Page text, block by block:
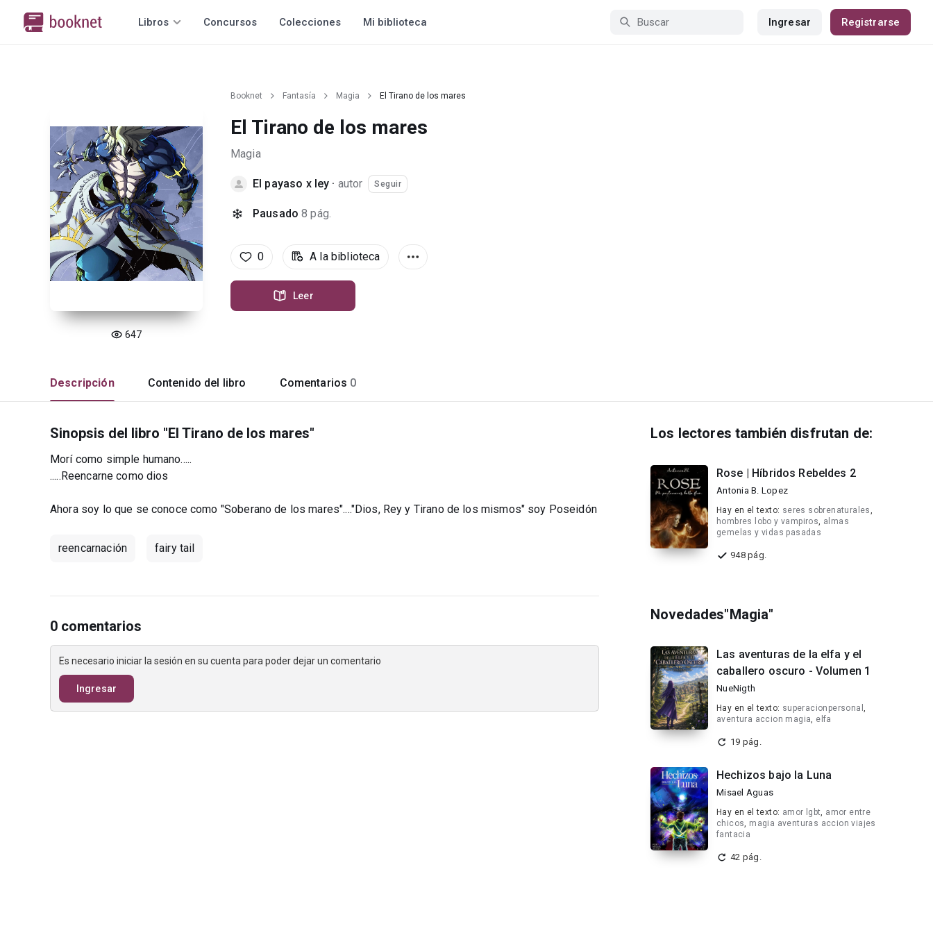
Libros Concursos Colecciones Mi biblioteca Ingresar Registrarse
647
Booknet Fantasía Magia El Tirano de los mares
El Tirano de los mares
Magia
El payaso x ley · autor Seguir
Pausado 8 pág.
0 A la biblioteca
Leer
Descripción Contenido del libro Comentarios 0
Sinopsis del libro "El Tirano de los mares"
Morí como simple humano.....
.....Reencarne como dios
Ahora soy lo que se conoce como "Soberano de los mares"...."Dios, Rey y Tirano de los mismos" soy Poseidón
reencarnación fairy tail
0 comentarios
Es necesario iniciar la sesión en su cuenta para poder dejar un comentario
Ingresar
Los lectores también disfrutan de:
Rose | Híbridos Rebeldes 2
Antonia B. Lopez
Hay en el texto: seres sobrenaturales,
hombres lobo y vampiros, almas
gemelas y vidas pasadas
948 pág.
Novedades"Magia"
Las aventuras de la elfa y el
caballero oscuro - Volumen 1
NueNigth
Hay en el texto: superacionpersonal,
aventura accion magia, elfa
19 pág.
Hechizos bajo la Luna
Misael Aguas
Hay en el texto: amor lgbt, amor entre
chicos, magia aventuras accion viajes
fantacia
42 pág.